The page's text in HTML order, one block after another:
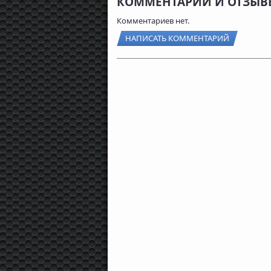
Комментариев нет.
НАПИСАТЬ КОММЕНТАРИЙ